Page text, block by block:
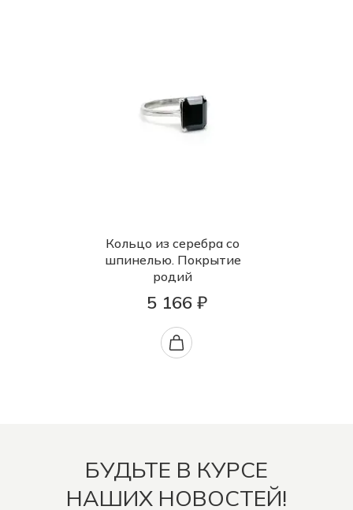
Кольцо из серебра со
шпинелью. Покрытие
родий
5 166 ₽
БУДЬТЕ В КУРСЕ
НАШИХ НОВОСТЕЙ!